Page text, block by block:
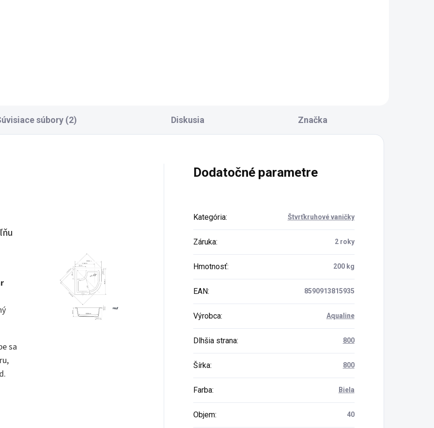
súbory (2) Diskusia Značka
sa
Dodatočné parametre
Kategória: Štvrťkruhové vaničky
Záruka: 2 roky
Hmotnosť: 200 kg
EAN: 8590913815935
Výrobca: Aqualine
Dlhšia strana: 800
Šírka: 800
Farba: Biela
Objem: 40